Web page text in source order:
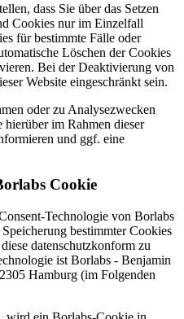
dass Sie über das Setzen
Cookies nur im Einzelfall
für bestimmte Fälle oder
Löschen der Cookies
Bei der Deaktivierung von
Website eingeschränkt sein.
oder zu Analysezwecken
im Rahmen dieser
und ggf. eine
Cookie
Technologie von Borlabs
bestimmter Cookies
datenschutzkonform zu
ist Borlabs - Benjamin
Hamburg (im Folgenden